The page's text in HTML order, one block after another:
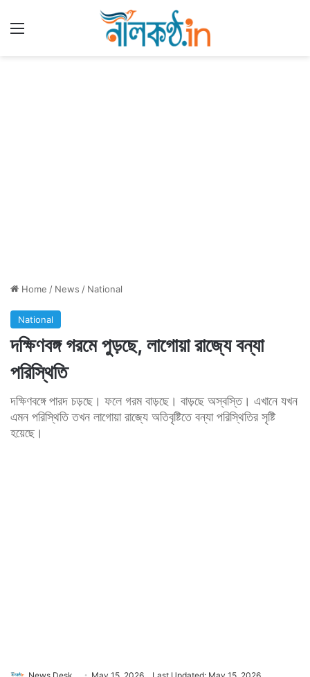
Home / News / National
National
দক্ষিণবঙ্গ গরমে পুড়ছে, লাগোয়া রাজ্যে বন্যা
পরিস্থিতি
দক্ষিণবঙ্গে পারদ চড়ছে। ফলে গরম বাড়ছে। বাড়ছে অস্বস্তি। এখানে যখন
এমন পরিস্থিতি তখন লাগোয়া রাজ্যে অতিবৃষ্টিতে বন্যা পরিস্থিতির সৃষ্টি
হয়েছে।